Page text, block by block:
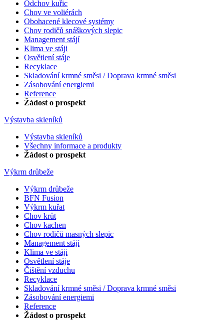
Odchov kuřic
Chov ve voliérách
Obohacené klecové systémy
Chov rodičů snáškových slepic
Management stájí
Klima ve stáji
Osvětlení stáje
Recyklace
Skladování krmné směsi / Doprava krmné směsi
Zásobování energiemi
Reference
Žádost o prospekt
Výstavba skleníků
Výstavba skleníků
Všechny informace a produkty
Žádost o prospekt
Výkrm drůbeže
Výkrm drůbeže
BFN Fusion
Výkrm kuřat
Chov krůt
Chov kachen
Chov rodičů masných slepic
Management stájí
Klima ve stáji
Osvětlení stáje
Čištění vzduchu
Recyklace
Skladování krmné směsi / Doprava krmné směsi
Zásobování energiemi
Reference
Žádost o prospekt